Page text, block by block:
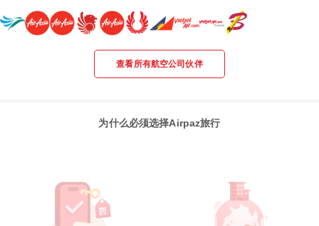
查看所有航空公司伙伴
为什么必须选择Airpaz旅行